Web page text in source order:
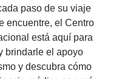
paso de su viaje
encuentre, el Centro
está aquí para
brindarle el apoyo
y descubra cómo